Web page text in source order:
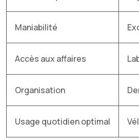
Maniabilité
Accès aux affaires
Organisation
Usage quotidien optimal